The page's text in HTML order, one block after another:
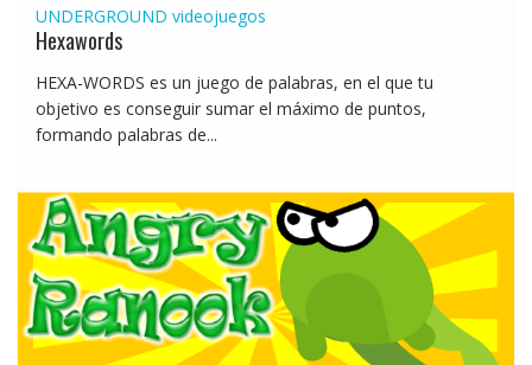
UNDERGROUND videojuegos
Hexawords
HEXA-WORDS es un juego de palabras, en el que tu
objetivo es conseguir sumar el máximo de puntos,
formando palabras de...